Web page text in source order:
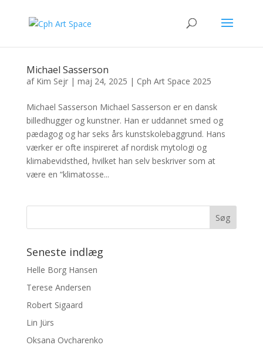
Michael Sasserson
af Kim Sejr| maj 24, 2025 | Cph Art Space 2025
Michael Sasserson Michael Sasserson er en dansk
billedhugger og kunstner. Han er uddannet smed og
pædagog og har seks års kunstskolebaggrund. Hans
værker er ofte inspireret af nordisk mytologi og
klimabevidsthed, hvilket han selv beskriver som at
være en “klimatosse...
Seneste indlæg
Helle Borg Hansen
Terese Andersen
Robert Sigaard
Lin Jürs
Oksana Ovcharenko